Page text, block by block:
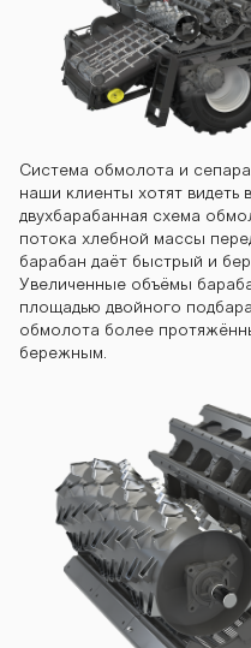
Система обмолота и
наши клиенты хотят видеть
двухбарабанная схема
потока хлебной массы
барабан даёт быстрый и
Увеличенные объёмы
площадью двойного
обмолота более
бережным.